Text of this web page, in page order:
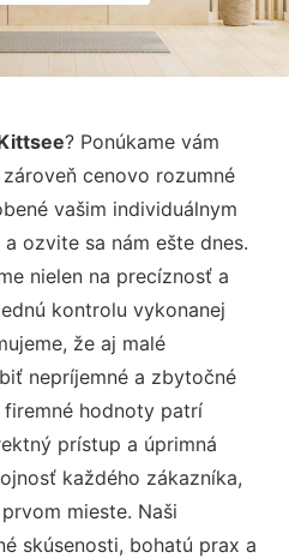
? Ponúkame vám
cenovo rozumné
vašim individuálnym
ozvite sa nám ešte dnes.
nielen na precíznosť a
kontrolu vykonanej
že aj malé
nepríjemné a zbytočné
hodnoty patrí
prístup a úprimná
každého zákazníka,
mieste. Naši
skúsenosti, bohatú prax a